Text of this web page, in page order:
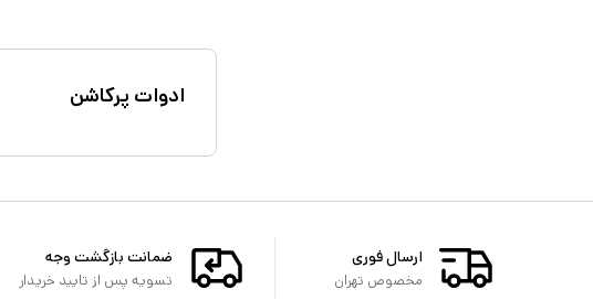
ادوات پرکاشن
ارسال فوری
مخصوص تهران
ضمانت بازگشت وجه
تسویه پس از تایید خریدار